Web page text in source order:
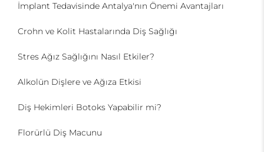
İmplant Tedavisinde Antalya'nın Önemi Avantajları
Crohn ve Kolit Hastalarında Diş Sağlığı
Stres Ağız Sağlığını Nasıl Etkiler?
Alkolün Dişlere ve Ağıza Etkisi
Diş Hekimleri Botoks Yapabilir mi?
Florürlü Diş Macunu